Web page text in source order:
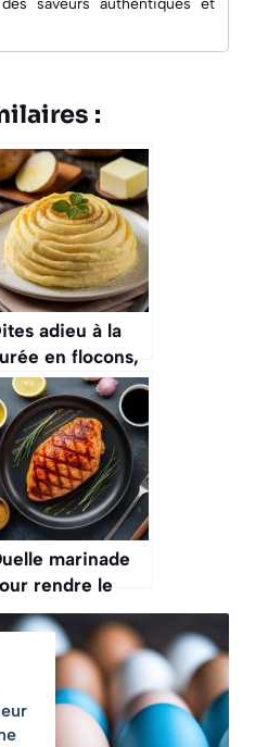
saveurs authentiques et
:
adieu à la
en flocons,
recette
est si
que vous
plus
d’excuses
marinade
rendre le
plus tendre